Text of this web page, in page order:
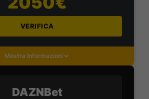
VERIFICA
Mostra Informazioni
DAZNBet